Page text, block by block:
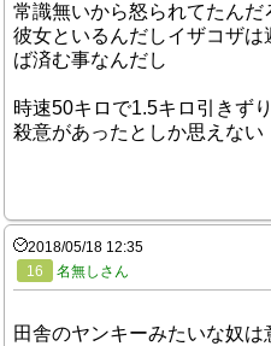
常識無いから怒られてたんだ
彼女といるんだしイザコザ
ば済む事なんだし
時速50キロで1.5キロ引きず
殺意があったとしか思えない
2018/05/18 12:35
16
名無しさん
田舎のヤンキーみたいな奴